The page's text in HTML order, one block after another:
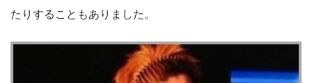
たりすることもありました。